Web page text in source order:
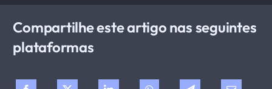
Compartilhe este artigo nas seguintes
plataformas